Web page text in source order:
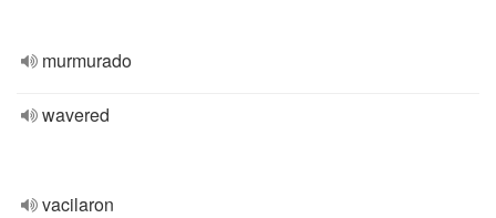
murmurado
wavered
vacilaron